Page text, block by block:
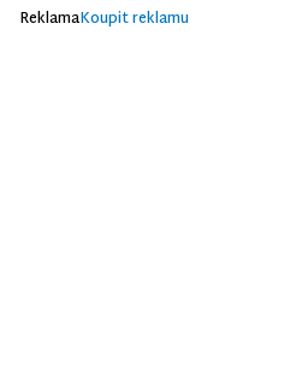
ReklamaKoupit reklamu